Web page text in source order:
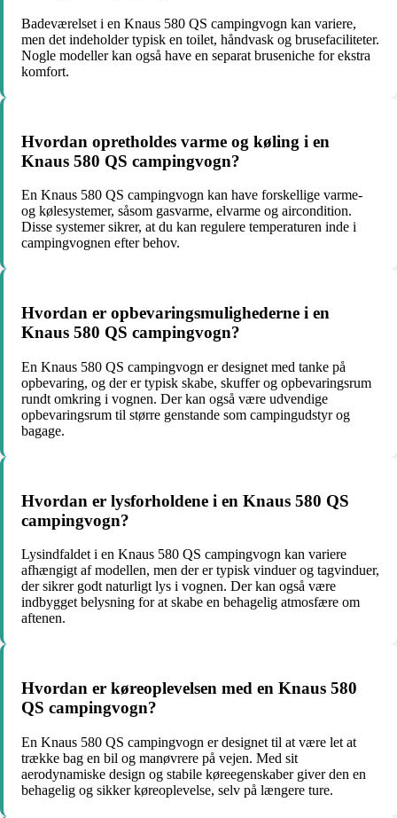
Badeværelset i en Knaus 580 QS campingvogn kan variere,
men det indeholder typisk en toilet, håndvask og brusefaciliteter.
Nogle modeller kan også have en separat bruseniche for ekstra
komfort.
Hvordan opretholdes varme og køling i en
Knaus 580 QS campingvogn?
En Knaus 580 QS campingvogn kan have forskellige varme-
og kølesystemer, såsom gasvarme, elvarme og aircondition.
Disse systemer sikrer, at du kan regulere temperaturen inde i
campingvognen efter behov.
Hvordan er opbevaringsmulighederne i en
Knaus 580 QS campingvogn?
En Knaus 580 QS campingvogn er designet med tanke på
opbevaring, og der er typisk skabe, skuffer og opbevaringsrum
rundt omkring i vognen. Der kan også være udvendige
opbevaringsrum til større genstande som campingudstyr og
bagage.
Hvordan er lysforholdene i en Knaus 580 QS
campingvogn?
Lysindfaldet i en Knaus 580 QS campingvogn kan variere
afhængigt af modellen, men der er typisk vinduer og tagvinduer,
der sikrer godt naturligt lys i vognen. Der kan også være
indbygget belysning for at skabe en behagelig atmosfære om
aftenen.
Hvordan er køreoplevelsen med en Knaus 580
QS campingvogn?
En Knaus 580 QS campingvogn er designet til at være let at
trække bag en bil og manøvrere på vejen. Med sit
aerodynamiske design og stabile køreegenskaber giver den en
behagelig og sikker køreoplevelse, selv på længere ture.